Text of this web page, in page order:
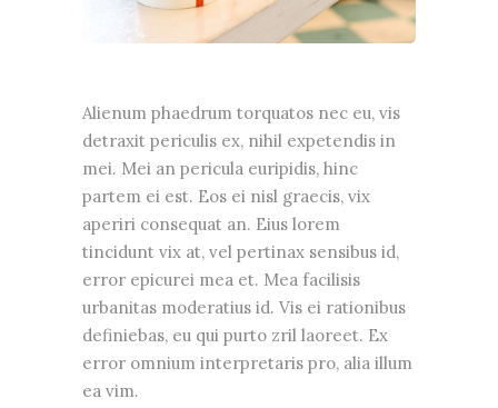
Alienum phaedrum torquatos nec eu, vis
detraxit periculis ex, nihil expetendis in
mei. Mei an pericula euripidis, hinc
partem ei est. Eos ei nisl graecis, vix
aperiri consequat an. Eius lorem
tincidunt vix at, vel pertinax sensibus id,
error epicurei mea et. Mea facilisis
urbanitas moderatius id. Vis ei rationibus
definiebas, eu qui purto zril laoreet. Ex
error omnium interpretaris pro, alia illum
ea vim.